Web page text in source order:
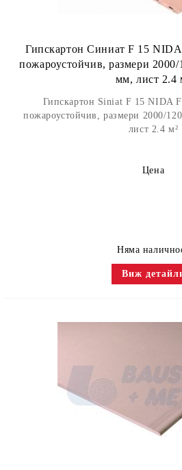
Гипскартон Синиат F 15
пожароустойчив, размери
мм, лист 2.4
Гипскартон Siniat F 15 NIDA
пожароустойчив, размери 2000/
лист 2.4 м²
Цена
Няма
Виж